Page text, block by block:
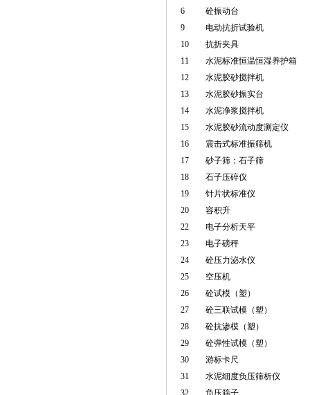
6
砼振动台
9
电动抗折试验机
10
抗折夹具
11
水泥标准恒温恒湿养护箱
12
水泥胶砂搅拌机
13
水泥胶砂振实台
14
水泥净浆搅拌机
15
水泥胶砂流动度测定仪
16
震击式标准振筛机
17
砂子筛；石子筛
18
石子压碎仪
19
针片状标准仪
20
容积升
22
电子分析天平
23
电子磅秤
24
砼压力泌水仪
25
空压机
26
砼试模（塑）
27
砼三联试模（塑）
28
砼抗渗模（塑）
29
砼弹性试模（塑）
30
游标卡尺
31
水泥细度负压筛析仪
32
负压筛子